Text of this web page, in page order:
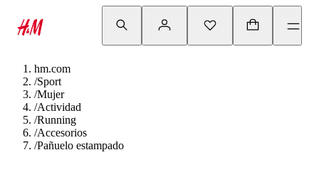
hm.com
/Sport
/Mujer
/Actividad
/Running
/Accesorios
/Pañuelo estampado